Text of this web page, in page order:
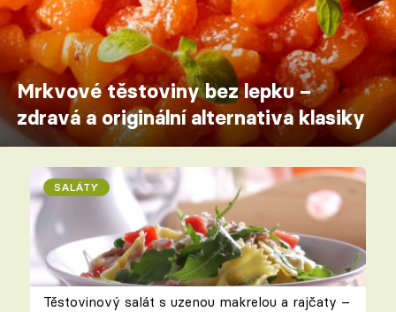
Mrkvové těstoviny bez lepku –
zdravá a originální alternativa klasiky
SALÁTY
Těstovinový salát s uzenou makrelou a rajčaty –